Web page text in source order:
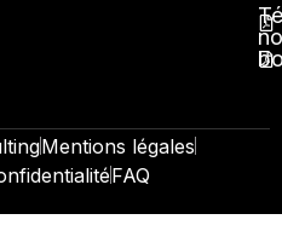
Mentions légales
FAQ